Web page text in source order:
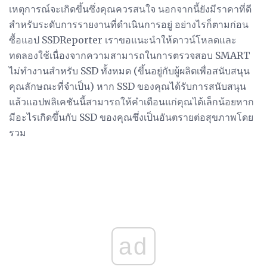
เหตุการณ์จะเกิดขึ้นซึ่งคุณควรสนใจ นอกจากนี้ยังมีราคาที่ดี
สำหรับระดับการรายงานที่ดำเนินการอยู่ อย่างไรก็ตามก่อน
ซื้อแอป SSDReporter เราขอแนะนำให้ดาวน์โหลดและ
ทดลองใช้เนื่องจากความสามารถในการตรวจสอบ SMART
ไม่ทำงานสำหรับ SSD ทั้งหมด (ขึ้นอยู่กับผู้ผลิตเพื่อสนับสนุน
คุณลักษณะที่จำเป็น) หาก SSD ของคุณได้รับการสนับสนุน
แล้วแอปพลิเคชันนี้สามารถให้คำเตือนแก่คุณได้เล็กน้อยหาก
มีอะไรเกิดขึ้นกับ SSD ของคุณซึ่งเป็นอันตรายต่อสุขภาพโดย
รวม
ad